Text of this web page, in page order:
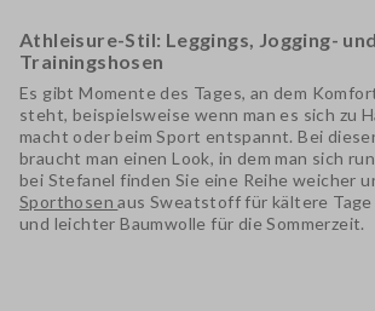
Athleisure-Stil: Leggings, Jogging- und
Trainingshosen
Es gibt Momente des Tages, an dem
steht, beispielsweise wenn man es sich zu
macht oder beim Sport entspannt. Bei
braucht man einen Look, in dem man sich
bei Stefanel finden Sie eine Reihe weicher
Sporthosenaus Sweatstoff für kältere
und leichter Baumwolle für die Sommerzeit.